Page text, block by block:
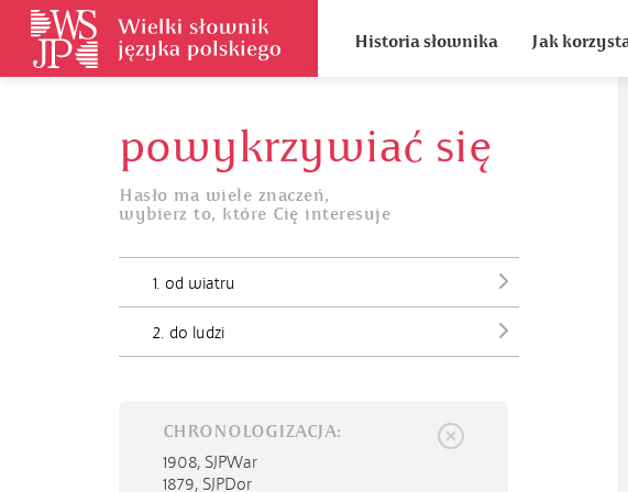
Historia słownika Jak
powykrzywiać się
Hasło ma wiele znaczeń,
wybierz to, które Cię interesuje
1. od wiatru
2. do ludzi
CHRONOLOGIZACJA:
1908, SJPWar
1879, SJPDor